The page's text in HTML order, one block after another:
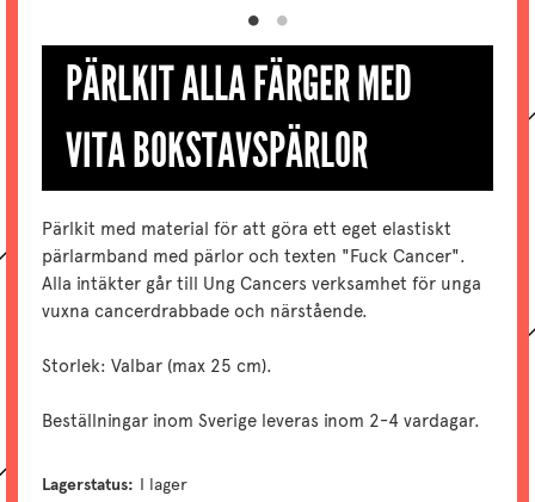
PÄRLKIT ALLA FÄRGER MED
VITA BOKSTAVSPÄRLOR
Pärlkit med material för att göra ett eget elastiskt
pärlarmband med pärlor och texten "Fuck Cancer".
Alla intäkter går till Ung Cancers verksamhet för unga
vuxna cancerdrabbade och närstående.
Storlek: Valbar (max 25 cm).
Beställningar inom Sverige leveras inom 2-4 vardagar.
Lagerstatus: I lager